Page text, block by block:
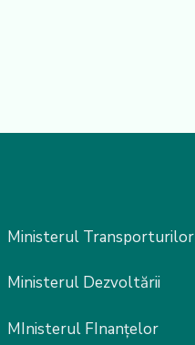
Ministerul Transporturilor
Ministerul Dezvoltării
MInisterul FInanțelor